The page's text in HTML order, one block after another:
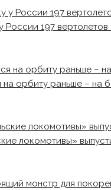
России 197
орбиту раньше – на
локомотивы»